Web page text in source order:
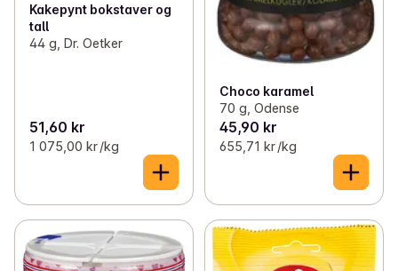
Kakepynt bokstaver og
tall
44 g, Dr. Oetker
51,60 kr
1 075,00 kr /kg
Choco karamel
70 g, Odense
45,90 kr
655,71 kr /kg